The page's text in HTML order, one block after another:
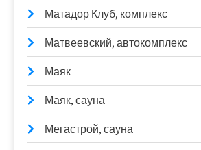
Матадор Клуб, комплекс
Матвеевский, автокомплекс
Маяк
Маяк, сауна
Мегастрой, сауна